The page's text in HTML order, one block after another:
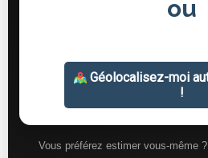
Vous préférez estimer vous-même ?